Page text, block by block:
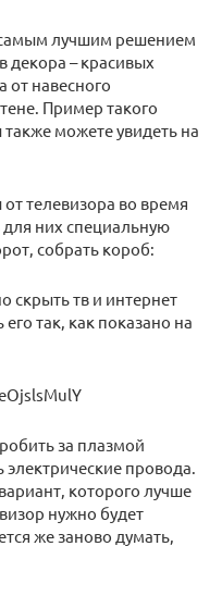
самым лучшим решением
декора – красивых
от навесного
Пример такого
можете увидеть на
телевизора во время
них специальную
собрать короб:
скрыть тв и интернет
так, как показано на
за плазмой
электрические провода.
которого лучше
нужно будет
же заново думать,